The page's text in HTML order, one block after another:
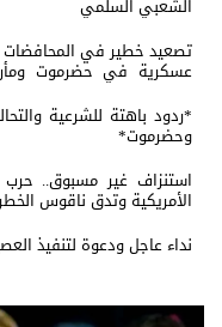
الشعبي السلمي
تصعيد خطير في المحافضات
عسكرية في حضرموت ومأرب
*ردود باهتة للشرعية
وحضرموت*
استنزاف غير مسبوق..
الأمريكية وتدق ناقوس
نداء عاجل ودعوة لتنفيذ